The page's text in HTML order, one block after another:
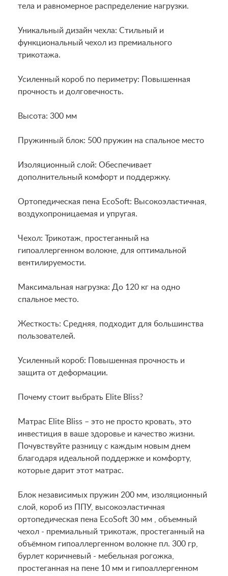
тела и равномерное распределение нагрузки.
Уникальный дизайн чехла: Стильный и
функциональный чехол из премиального
трикотажа.
Усиленный короб по периметру: Повышенная
прочность и долговечность.
Высота: 300 мм
Пружинный блок: 500 пружин на спальное место
Изоляционный слой: Обеспечивает
дополнительный комфорт и поддержку.
Ортопедическая пена EcoSoft: Высокоэластичная,
воздухопроницаемая и упругая.
Чехол: Трикотаж, простеганный на
гипоаллергенном волокне, для оптимальной
вентилируемости.
Максимальная нагрузка: До 120 кг на одно
спальное место.
Жесткость: Средняя, подходит для большинства
пользователей.
Усиленный короб: Повышенная прочность и
защита от деформации.
Почему стоит выбрать Elite Bliss?
Матрас Elite Bliss – это не просто кровать, это
инвестиция в ваше здоровье и качество жизни.
Почувствуйте разницу с каждым новым днем
благодаря идеальной поддержке и комфорту,
которые дарит этот матрас.
Блок независимых пружин 200 мм, изоляционный
слой, короб из ППУ, высокоэластичная
ортопедическая пена EcoSoft 30 мм , объемный
чехол - премиальный трикотаж, простеганный на
объёмном гипоаллергенном волокне пл. 300 гр,
бурлет коричневый - мебельная рогожка,
простеганная на пене 10 мм и гипоаллергенном